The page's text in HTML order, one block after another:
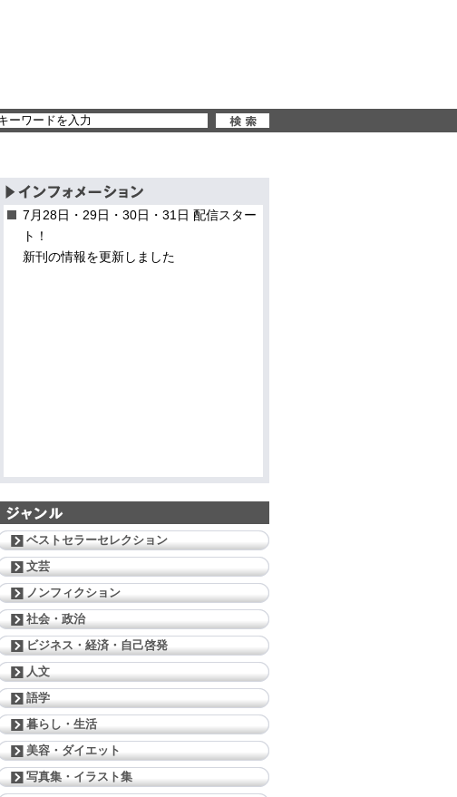
7月28日・29日・30日・31日 配信スター
ト！
新刊の情報を更新しました
ベストセラーセレクション
文芸
ノンフィクション
社会・政治
ビジネス・経済・自己啓発
人文
語学
暮らし・生活
美容・ダイエット
写真集・イラスト集